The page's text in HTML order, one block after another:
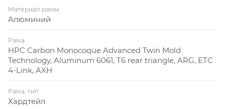
Материал рамы
Алюминий
Рама
HPC Carbon Monocoque Advanced Twin Mold
Technology, Aluminum 6061, T6 rear triangle, ARG, ETC
4-Link, AXH
Рама: тип
Хардтейл